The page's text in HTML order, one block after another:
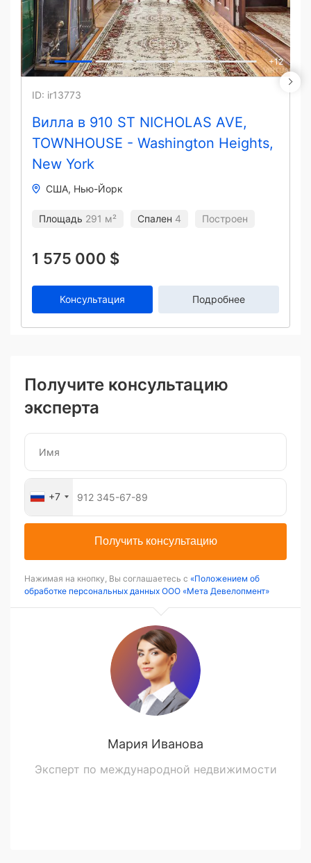
+12
Вилла в 910 ST NICHOLAS AVE,
TOWNHOUSE - Washington Heights,
New York
ID: ir13773
США Нью-Йорк
Площадь 291 м² Спален 4 Построен
1 575 000 $
Консультация Подробнее
Получите консультацию
эксперта
+7
Получить консультацию
Нажимая на кнопку, Вы соглашаетесь с «Положением об
обработке персональных данных ООО «Мета Девелопмент»
Мария Иванова
Эксперт по международной недвижимости